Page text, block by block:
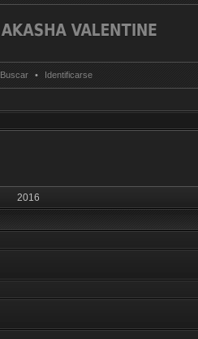
Buscar • Identificarse
2016